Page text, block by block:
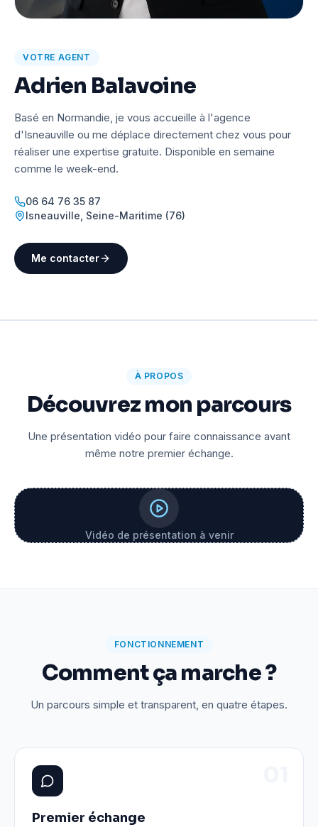
VOTRE AGENT
Adrien Balavoine
Basé en Normandie, je vous accueille à l'agence
d'Isneauville ou me déplace directement chez vous pour
réaliser une expertise gratuite. Disponible en semaine
comme le week-end.
06 64 76 35 87
Isneauville Seine-Maritime (76)
Me contacter
À PROPOS
Découvrez mon parcours
Une présentation vidéo pour faire connaissance avant
même notre premier échange.
Vidéo de présentation à venir
FONCTIONNEMENT
Comment ça marche ?
Un parcours simple et transparent, en quatre étapes.
Premier échange